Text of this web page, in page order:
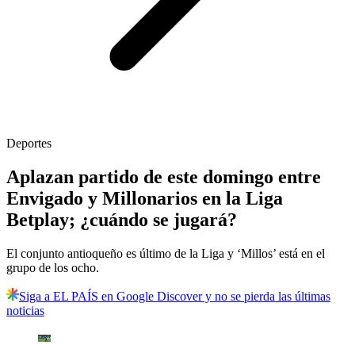
Deportes
Aplazan partido de este domingo entre
Envigado y Millonarios en la Liga
Betplay; ¿cuándo se jugará?
El conjunto antioqueño es último de la Liga y ‘Millos’ está en el
grupo de los ocho.
Siga a EL PAÍS en Google Discover y no se pierda las últimas
noticias